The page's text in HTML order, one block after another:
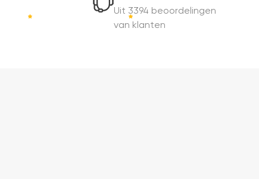
Uit 3394 beoordelingen
van klanten